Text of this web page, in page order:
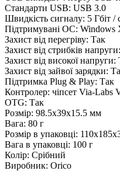
Стандарти USB: USB 3.0
Швидкість сигналу: 5 Гбіт /
Підтримувані ОС: Windows
Захист від перегріву: Так
Захист від стрибків
Захист від високої напруги:
Захист від зайвої зарядки:
Підтримка Plug & Play: Так
Контролер: чіпсет Via-Labs
OTG: Так
Розмір: 98.5x39x15.5 мм
Вага: 80 г
Розмір в упаковці:
Вага в упаковці: 100 г
Колір: Срібний
Виробник: Orico